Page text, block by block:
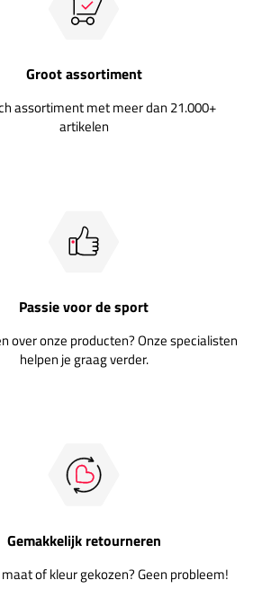
Groot assortiment
assortiment met meer dan 21.000+
artikelen
Passie voor de sport
over onze producten? Onze specialisten
helpen je graag verder.
Gemakkelijk retourneren
of kleur gekozen? Geen probleem!